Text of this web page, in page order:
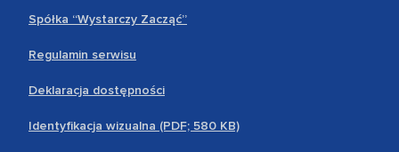
Spółka “Wystarczy Zacząć”
Regulamin serwisu
Deklaracja dostępności
Identyfikacja wizualna (PDF; 580 KB)